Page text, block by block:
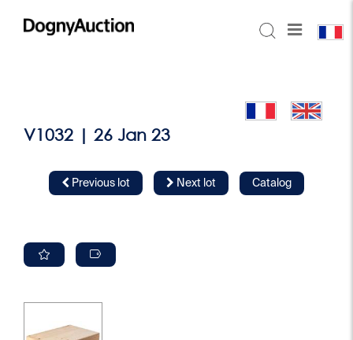
V1032 | 26 Jan 23
Previous lot Next lot Catalog